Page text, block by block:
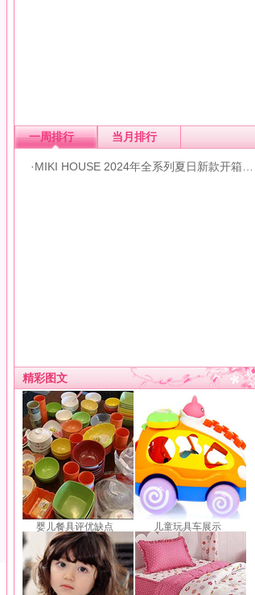
一周排行 当月排行
·MIKI HOUSE 2024年全系列夏日新款开箱…
精彩图文
婴儿餐具评优缺点 儿童玩具车展示